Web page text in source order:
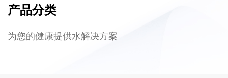
产品分类
为您的健康提供水解决方案